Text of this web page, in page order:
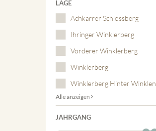
LAGE
Achkarrer Schlossberg
Ihringer Winklerberg
Vorderer Winklerberg
Winklerberg
Winklerberg Hinter Winklen
Alle anzeigen
JAHRGANG